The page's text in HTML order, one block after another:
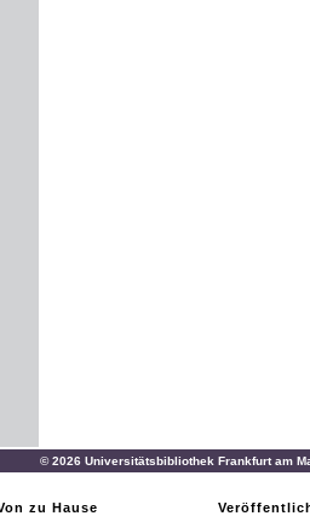
© 2026 Universitätsbibliothek Frankfurt am
zu Hause